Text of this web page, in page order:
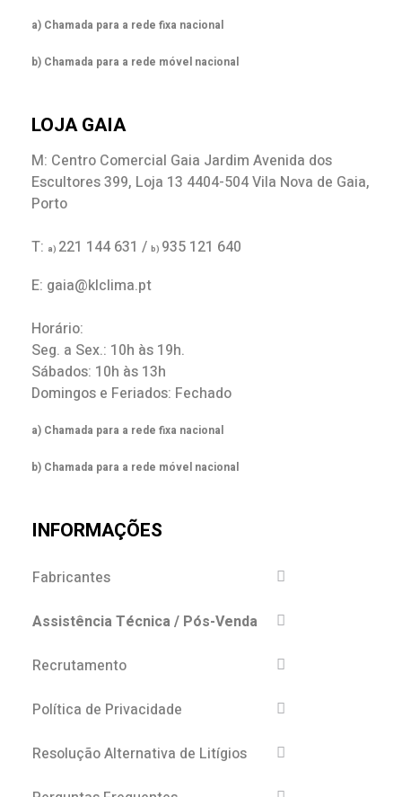
a) Chamada para a rede fixa nacional
b) Chamada para a rede móvel nacional
LOJA GAIA
M: Centro Comercial Gaia Jardim Avenida dos
Escultores 399, Loja 13 4404-504 Vila Nova de Gaia,
Porto
T: a) 221 144 631 / b) 935 121 640
E: gaia@klclima.pt
Horário:
Seg. a Sex.: 10h às 19h.
Sábados: 10h às 13h
Domingos e Feriados: Fechado
a) Chamada para a rede fixa nacional
b) Chamada para a rede móvel nacional
INFORMAÇÕES
Fabricantes
Assistência Técnica / Pós-Venda
Recrutamento
Política de Privacidade
Resolução Alternativa de Litígios